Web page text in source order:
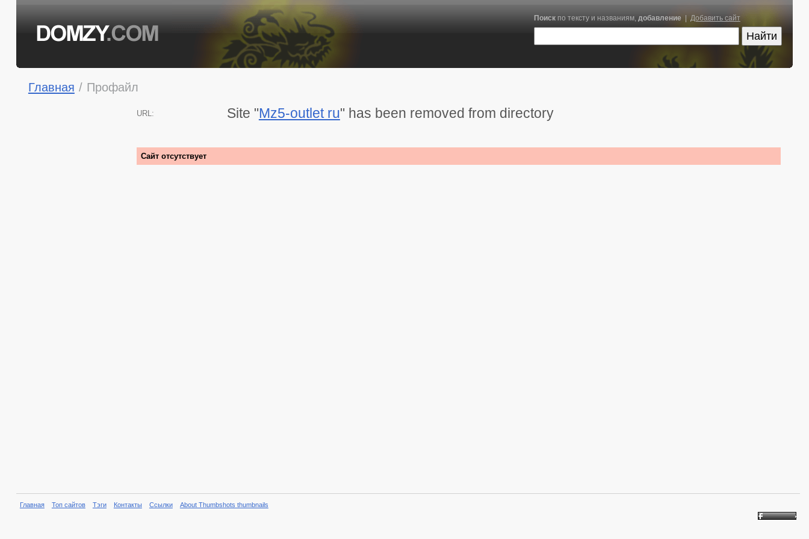
Поискпо тексту и названиям, добавление| Добавить сайт
Главная / Профайл
URL: Site "Mz5-outlet ru" has been removed from directory
Сайт отсутствует
Главная Топ сайтов Тэги Контакты Ссылки About Thumbshots thumbnails